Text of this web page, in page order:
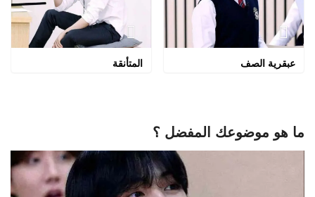
عبقرية الصف المتأنقة
ما هو موضوعك المفضل ؟